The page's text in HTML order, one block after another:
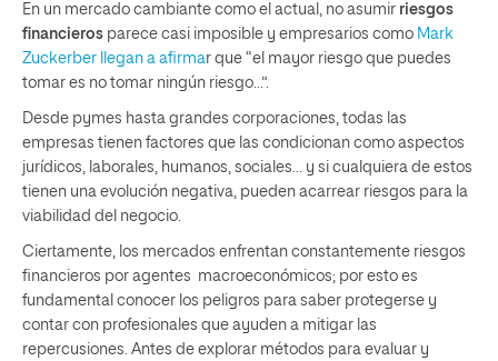
En un mercado cambiante como el actual, no asumir riesgos
financieros parece casi imposible y empresarios como Mark
Zuckerber
llegan a afirmar que “el mayor riesgo que puedes
tomar es no tomar ningún riesgo…”.
Desde pymes hasta grandes corporaciones, todas las
empresas tienen factores que las condicionan como aspectos
jurídicos, laborales, humanos, sociales… y si cualquiera de estos
tienen una evolución negativa, pueden acarrear riesgos para la
viabilidad del negocio.
Ciertamente, los mercados enfrentan constantemente riesgos
financieros por agentes macroeconómicos; por esto es
fundamental conocer los peligros para saber protegerse y
contar con profesionales que ayuden a mitigar las
repercusiones. Antes de explorar métodos para evaluar y